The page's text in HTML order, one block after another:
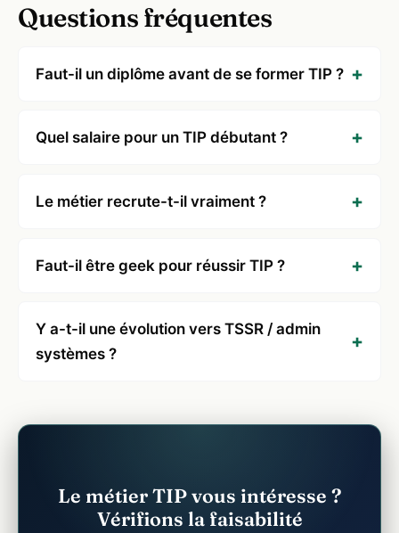
Questions fréquentes
Faut-il un diplôme avant de se former TIP ?
Quel salaire pour un TIP débutant ?
Le métier recrute-t-il vraiment ?
Faut-il être geek pour réussir TIP ?
Y a-t-il une évolution vers TSSR / admin
systèmes ?
Le métier TIP vous intéresse ?
Vérifions la faisabilité